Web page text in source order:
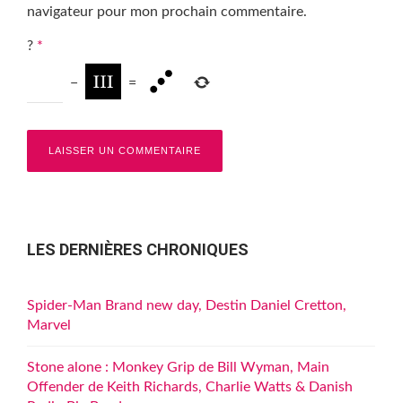
navigateur pour mon prochain commentaire.
? *
− =
LES DERNIÈRES CHRONIQUES
Spider-Man Brand new day, Destin Daniel Cretton,
Marvel
Stone alone : Monkey Grip de Bill Wyman, Main
Offender de Keith Richards, Charlie Watts & Danish